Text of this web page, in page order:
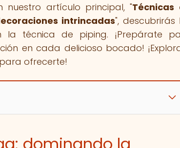
nuestro artículo principal, "Técnicas
intrincadas", descubrirás
técnica de piping. ¡Prepárate
en cada delicioso bocado!
ofrecerte!